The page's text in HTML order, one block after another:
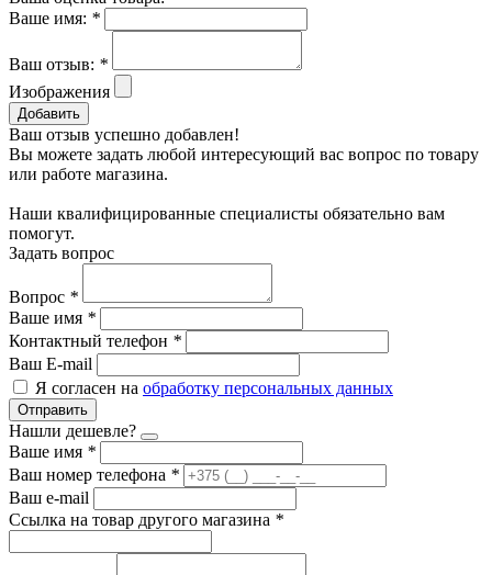
Ваше имя: *
Ваш отзыв: *
Изображения
Добавить
Ваш отзыв успешно добавлен!
Вы можете задать любой интересующий вас вопрос по товару
или работе магазина.
Наши квалифицированные специалисты обязательно вам
помогут.
Задать вопрос
Вопрос *
Ваше имя *
Контактный телефон *
Ваш E-mail
Я согласен на обработку персональных данных
Отправить
Нашли дешевле?
Ваше имя *
Ваш номер телефона *
Ваш e-mail
Ссылка на товар другого магазина *